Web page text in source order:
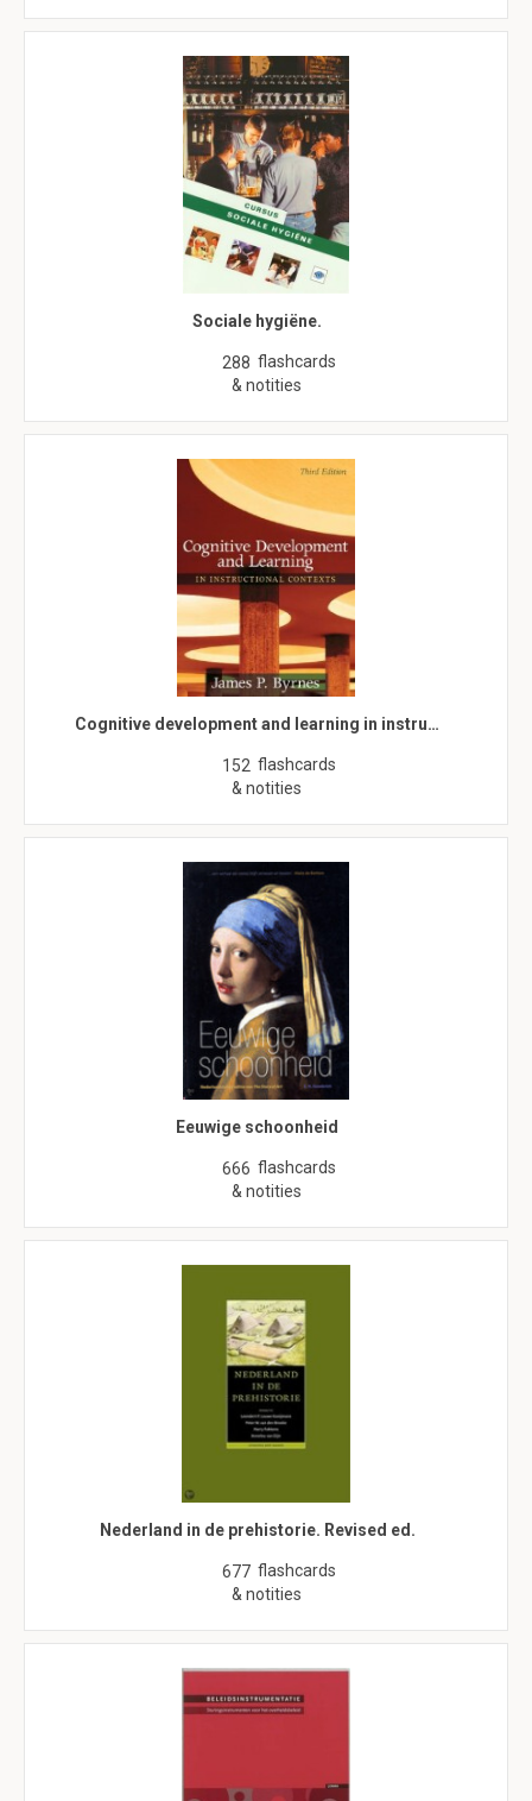
Sociale hygiëne.
288 flashcards
& notities
Cognitive development and learning in instru…
152 flashcards
& notities
Eeuwige schoonheid
666 flashcards
& notities
Nederland in de prehistorie. Revised ed.
677 flashcards
& notities